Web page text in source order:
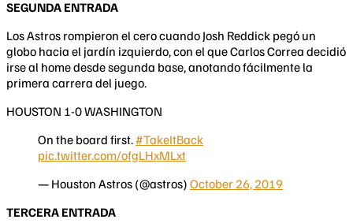
SEGUNDA ENTRADA
Los Astros rompieron el cero cuando Josh Reddick pegó un
globo hacia el jardín izquierdo, con el que Carlos Correa decidió
irse al home desde segunda base, anotando fácilmente la
primera carrera del juego.
HOUSTON 1-0 WASHINGTON
On the board first. #TakeItBack
pic.twitter.com/ofgLHxMLxt
— Houston Astros (@astros) October 26, 2019
TERCERA ENTRADA